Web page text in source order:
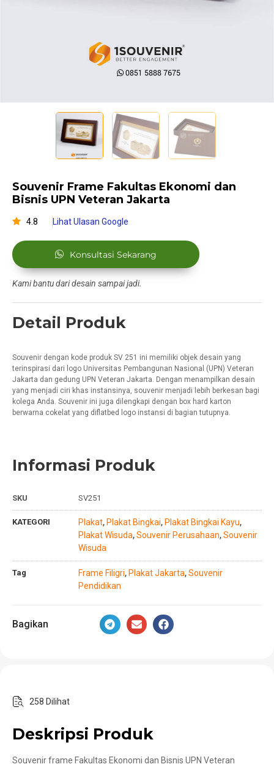
Souvenir Frame Fakultas Ekonomi dan
Bisnis UPN Veteran Jakarta
4.8 Lihat Ulasan Google
Konsultasi Sekarang
Kami bantu dari desain sampai jadi.
Detail Produk
Souvenir dengan kode produk SV 251 ini memiliki objek desain yang
terinspirasi dari logo Universitas Pembangunan Nasional (UPN) Veteran
Jakarta dan gedung UPN Veteran Jakarta. Dengan menampilkan desain
yang menjadi ciri khas instansinya, souvenir menjadi lebih berkesan bagi
kolega Anda. Souvenir ini juga dilengkapi dengan box hard karton
berwarna cokelat yang diflatbed logo instansi di bagian tutupnya.
Informasi Produk
SKU SV251
KATEGORI Plakat, Plakat Bingkai, Plakat Bingkai Kayu,
Plakat Wisuda, Souvenir Perusahaan, Souvenir
Wisuda
Tag Frame Filigri, Plakat Jakarta, Souvenir
Pendidikan
Bagikan
258 Dilihat
Deskripsi Produk
Souvenir frame Fakultas Ekonomi dan Bisnis UPN Veteran